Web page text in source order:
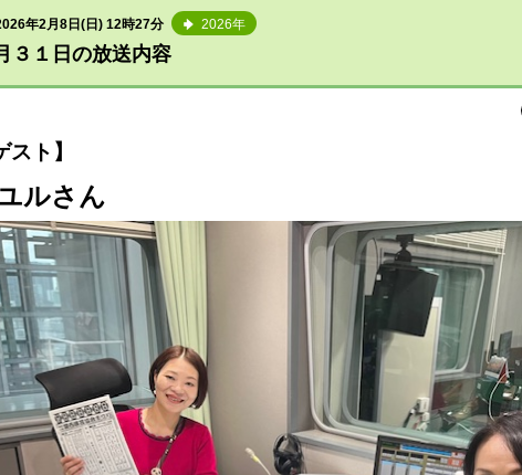
年2月8日(日) 12時27分 2026年
３１日の放送内容
スト】
ルさん